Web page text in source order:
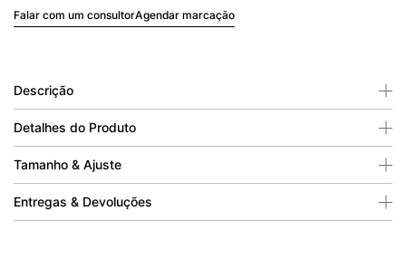
Falar com um consultorAgendar marcação
Descrição
Detalhes do Produto
Tamanho & Ajuste
Entregas & Devoluções